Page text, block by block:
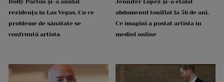
rezidența în Las Vegas. Cu ce
probleme de sănătate se
confruntă artista
abdomenul tonifiat la 56 de ani.
Ce imagini a postat artista în
mediul online